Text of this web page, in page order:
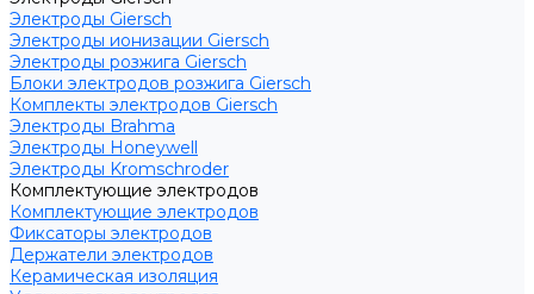
Электроды Giersch
Электроды ионизации Giersch
Электроды розжига Giersch
Блоки электродов розжига Giersch
Комплекты электродов Giersch
Электроды Brahma
Электроды Honeywell
Электроды Kromschroder
Комплектующие электродов
Комплектующие электродов
Фиксаторы электродов
Держатели электродов
Керамическая изоляция